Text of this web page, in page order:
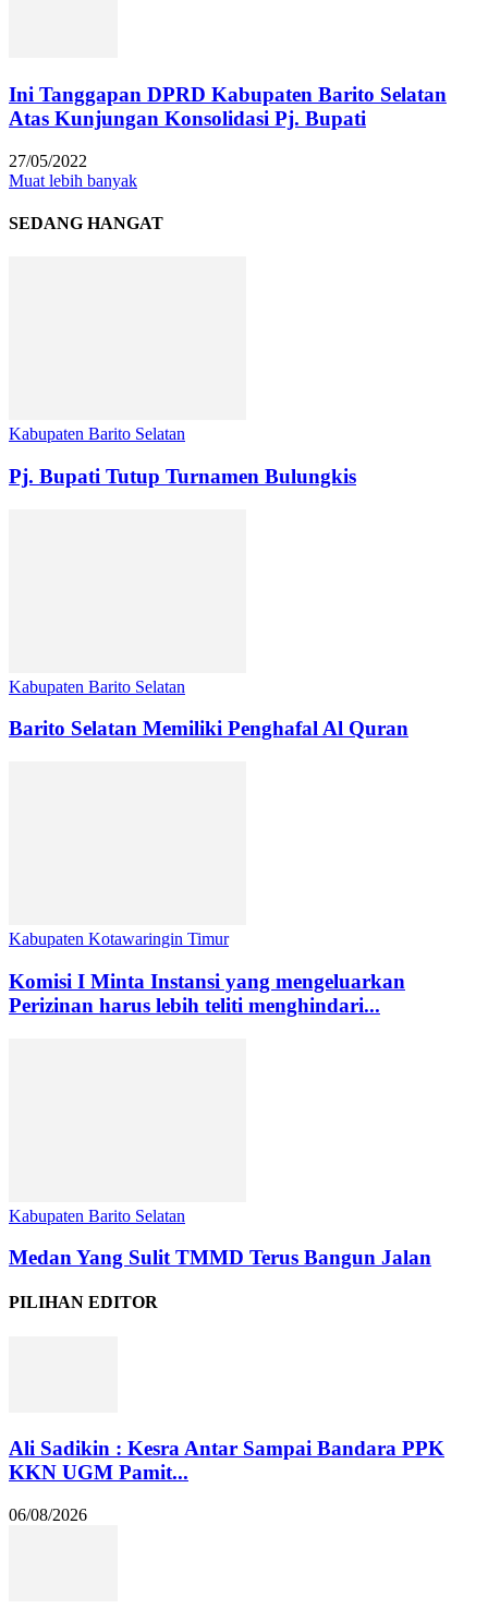
Ini Tanggapan DPRD Kabupaten Barito Selatan
Atas Kunjungan Konsolidasi Pj. Bupati
27/05/2022
Muat lebih banyak
SEDANG HANGAT
Kabupaten Barito Selatan
Pj. Bupati Tutup Turnamen Bulungkis
Kabupaten Barito Selatan
Barito Selatan Memiliki Penghafal Al Quran
Kabupaten Kotawaringin Timur
Komisi I Minta Instansi yang mengeluarkan
Perizinan harus lebih teliti menghindari...
Kabupaten Barito Selatan
Medan Yang Sulit TMMD Terus Bangun Jalan
PILIHAN EDITOR
Ali Sadikin : Kesra Antar Sampai Bandara PPK
KKN UGM Pamit...
06/08/2026